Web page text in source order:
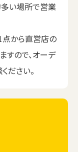
い場所で営業
点から直営店の
すので、オーデ
ださい。